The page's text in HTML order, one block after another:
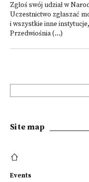
Zgłoś swój udział w
Uczestnictwo zgłaszać
i wszystkie inne
Przedwiośnia (...)
Site map
Events